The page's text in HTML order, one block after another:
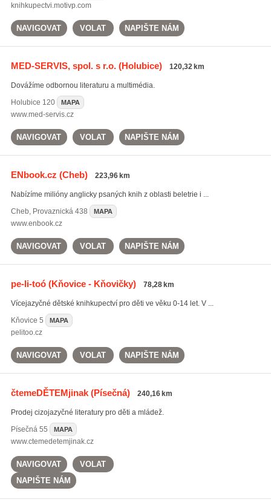
knihkupectvi.motivp.com
NAVIGOVAT VOLAT NAPIŠTE NÁM
MED-SERVIS, spol. s r.o.(Holubice) 120,32 km
Dovážíme odbornou literaturu a multimédia.
Holubice 120 MAPA
www.med-servis.cz
NAVIGOVAT VOLAT NAPIŠTE NÁM
ENbook.cz (Cheb) 223,96 km
Nabízíme milióny anglicky psaných knih z oblasti beletrie i ...
Cheb, Provaznická 438 MAPA
www.enbook.cz
NAVIGOVAT VOLAT NAPIŠTE NÁM
pe-li-toó(Kňovice - Kňovičky) 78,28 km
Vícejazyčné dětské knihkupectví pro děti ve věku 0-14 let. V ...
Kňovice 5 MAPA
pelitoo.cz
NAVIGOVAT VOLAT NAPIŠTE NÁM
čtemeDĚTEMjinak(Písečná) 240,16 km
Prodej cizojazyčné literatury pro děti a mládež.
Písečná55 MAPA
www.ctemedetemjinak.cz
NAVIGOVAT
VOLAT
NAPIŠTE NÁM